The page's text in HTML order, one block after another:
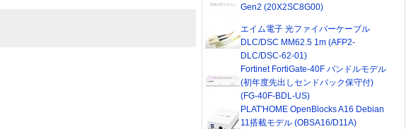
Gen2 (20X2SC8G00)
エイム電子 光ファイバーケーブル
DLC/DSC MM62.5 1m (AFP2-
DLC/DSC-62-01)
Fortinet FortiGate-40F バンドルモデル
(初年度先出しセンドバック保守付)
(FG-40F-BDL-US)
PLAT'HOME OpenBlocks A16 Debian
11搭載モデル (OBSA16/D11A)